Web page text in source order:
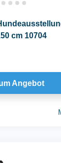
cm 10704
Angebot